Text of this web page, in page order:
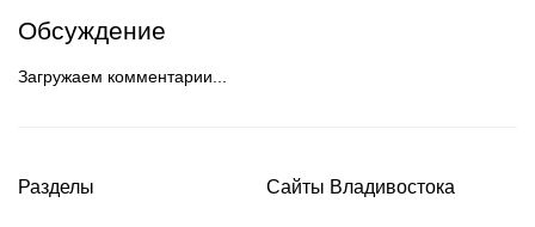
Обсуждение
Загружаем комментарии...
Разделы Сайты Владивостока